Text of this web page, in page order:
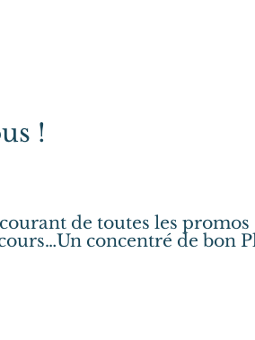
!
de toutes les promos
concentré de bon